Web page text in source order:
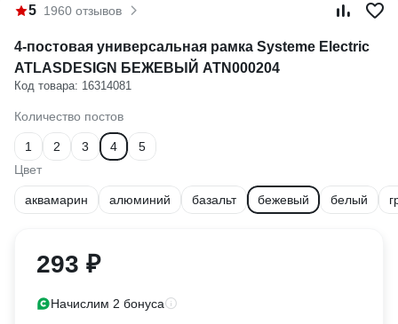
5 1960 отзывов
4-постовая универсальная рамка Systeme Electric
ATLASDESIGN БЕЖЕВЫЙ ATN000204
Код товара: 16314081
Количество постов
1 2 3 4
5
Цвет
аквамарин алюминий базальт бежевый белый
293 ₽
Начислим 2 бонуса